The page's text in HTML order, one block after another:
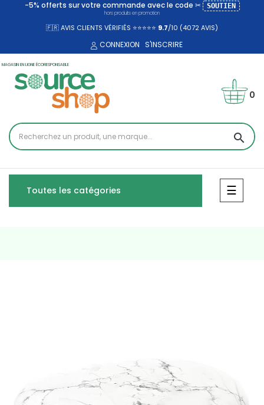
-5% offerts sur votre commande avec le code ✂ SOUTIEN
hors produits en promotion
🇫🇷 AVIS CLIENTS VÉRIFIÉS ⭐⭐⭐⭐⭐ 9.7/10 (4072AVIS)
CONNEXION S'INSCRIRE
MAGASIN EN LIGNE ÉCORESPONSABLE
search
0
Toutes les catégories ☰